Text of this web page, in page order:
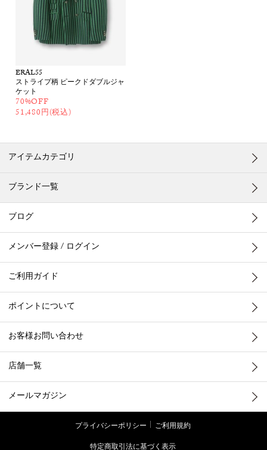
ERAL55
ストライプ柄 ピークドダブルジャ
ケット
70%OFF
51,480円(税込)
アイテムカテゴリ
ブランド一覧
ブログ
メンバー登録 / ログイン
ご利用ガイド
ポイントについて
お客様お問い合わせ
店舗一覧
メールマガジン
プライバシーポリシー
ご利用規約